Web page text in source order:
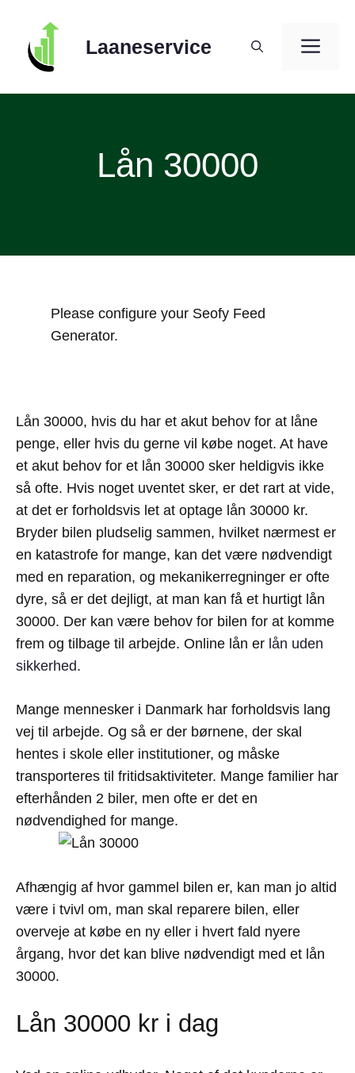
content
Laaneservice
Lån 30000
Please configure your Seofy Feed
Generator.
Lån 30000, hvis du har et akut behov for at låne
penge, eller hvis du gerne vil købe noget. At have
et akut behov for et lån 30000 sker heldigvis ikke
så ofte. Hvis noget uventet sker, er det rart at vide,
at det er forholdsvis let at optage lån 30000 kr.
Bryder bilen pludselig sammen, hvilket nærmest er
en katastrofe for mange, kan det være nødvendigt
med en reparation, og mekanikerregninger er ofte
dyre, så er det dejligt, at man kan få et hurtigt lån
30000. Der kan være behov for bilen for at komme
frem og tilbage til arbejde. Online lån er lån uden
sikkerhed.
Mange mennesker i Danmark har forholdsvis lang
vej til arbejde. Og så er der børnene, der skal
hentes i skole eller institutioner, og måske
transporteres til fritidsaktiviteter. Mange familier har
efterhånden 2 biler, men ofte er det en
nødvendighed for mange.
Afhængig af hvor gammel bilen er, kan man jo altid
være i tvivl om, man skal reparere bilen, eller
overveje at købe en ny eller i hvert fald nyere
årgang, hvor det kan blive nødvendigt med et lån
30000.
Lån 30000 kr i dag